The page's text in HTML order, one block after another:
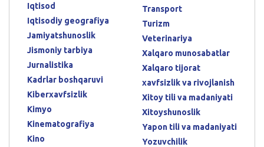
Iqtisod
Iqtisodiy geografiya
Jamiyatshunoslik
Jismoniy tarbiya
Jurnalistika
Kadrlar boshqaruvi
Kiberxavfsizlik
Kimyo
Kinematografiya
Kino
Transport
Turizm
Veterinariya
Xalqaro munosabatlar
Xalqaro tijorat
xavfsizlik va rivojlanish
Xitoy tili va madaniyati
Xitoyshunoslik
Yapon tili va madaniyati
Yozuvchilik